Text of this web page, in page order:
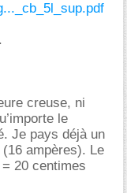
creuse, ni
le
Je pays déjà un
ampères). Le
20 centimes